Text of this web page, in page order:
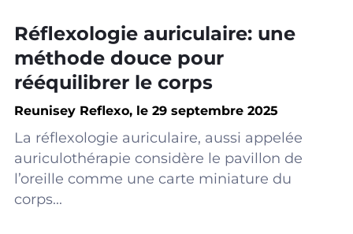
Réflexologie auriculaire: une
méthode douce pour
rééquilibrer le corps
Reunisey Reflexo, le 29 septembre 2025
La réflexologie auriculaire, aussi appelée
auriculothérapie considère le pavillon de
l’oreille comme une carte miniature du
corps...